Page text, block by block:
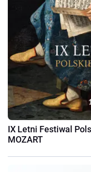
IX Letni Festiwal
MOZART